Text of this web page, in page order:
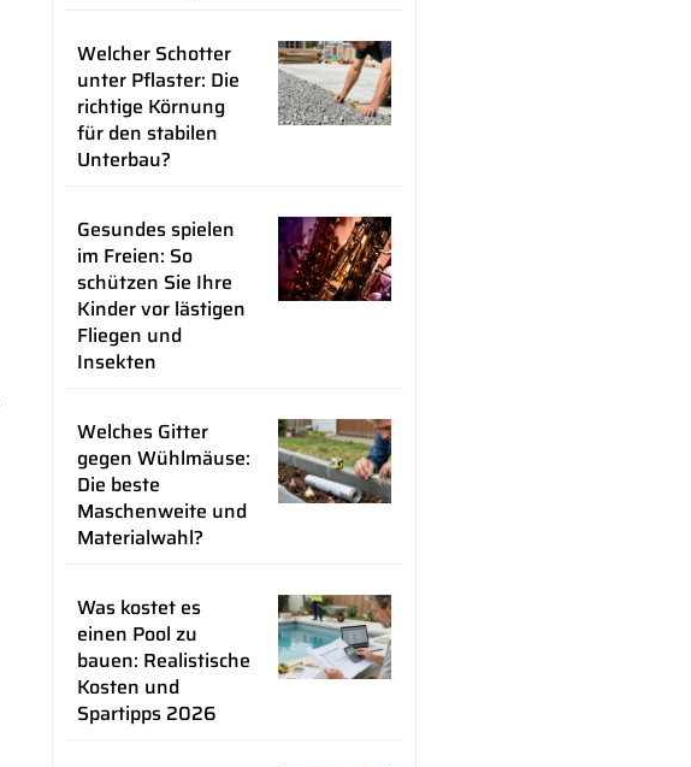
Welcher Schotter
unter Pflaster: Die
richtige Körnung
für den stabilen
Unterbau?
Gesundes spielen
im Freien: So
schützen Sie Ihre
Kinder vor lästigen
Fliegen und
Insekten
Welches Gitter
gegen Wühlmäuse:
Die beste
Maschenweite und
Materialwahl?
Was kostet es
einen Pool zu
bauen: Realistische
Kosten und
Spartipps 2026